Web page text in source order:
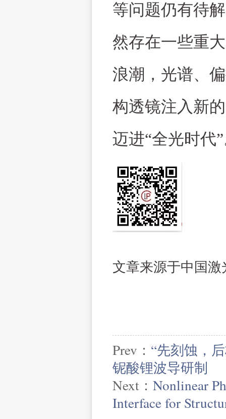
等问题仍有待
然存在一些重
浪潮，光谱、
构透镜注入新
迈进“全光时代
文章来源于中国
Prev： “先刻蚀，
铌酸锂波导研制
Next： Nonlinear
Interface for